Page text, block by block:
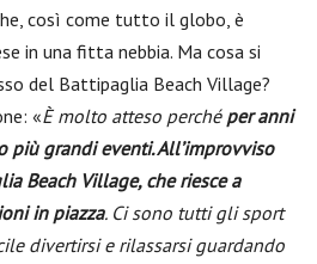
così come tutto il globo, è
in una fitta nebbia. Ma cosa si
del Battipaglia Beach Village?
«È molto atteso perché per anni
più grandi eventi. All’improvviso
Beach Village, che riesce a
in piazza. Ci sono tutti gli sport
divertirsi e rilassarsi guardando